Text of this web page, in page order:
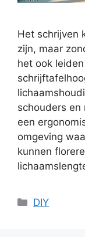
Het schrijven
zijn, maar
het ook
schouders en
een
omgeving
kunnen
Categorieën
DIY